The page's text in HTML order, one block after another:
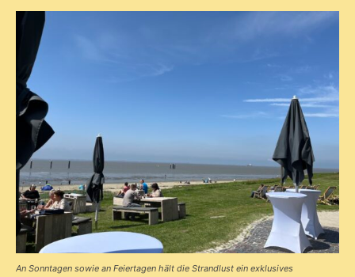
An Sonntagen sowie an Feiertagen hält die Strandlust ein exklusives